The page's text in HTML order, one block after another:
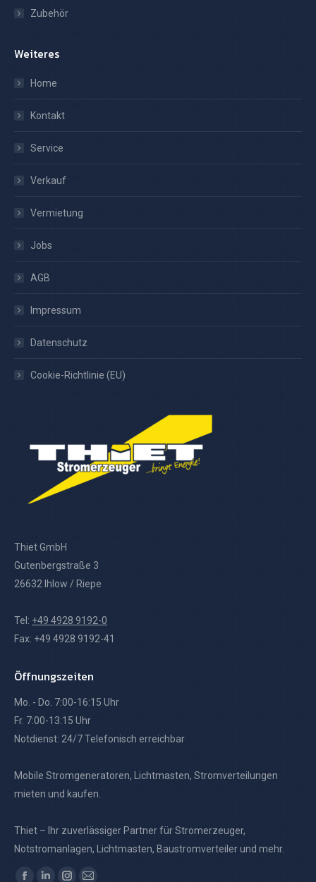
Zubehör
Weiteres
Home
Kontakt
Service
Verkauf
Vermietung
Jobs
AGB
Impressum
Datenschutz
Cookie-Richtlinie (EU)
Thiet GmbH
Gutenbergstraße 3
26632 Ihlow / Riepe
Tel: +49 4928 9192-0
Fax: +49 4928 9192-41
Öffnungszeiten
Mo. - Do. 7:00-16:15 Uhr
Fr. 7:00-13:15 Uhr
Notdienst: 24/7 Telefonisch erreichbar
Mobile Stromgeneratoren, Lichtmasten, Stromverteilungen
mieten und kaufen.
Thiet – Ihr zuverlässiger Partner für Stromerzeuger,
Notstromanlagen, Lichtmasten, Baustromverteiler und mehr.
Finden Sie uns auf: